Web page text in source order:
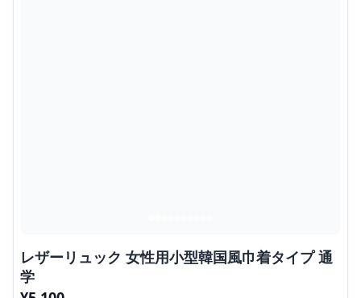
レザーリュック 女性用小型韓国風巾着タイプ 通
学